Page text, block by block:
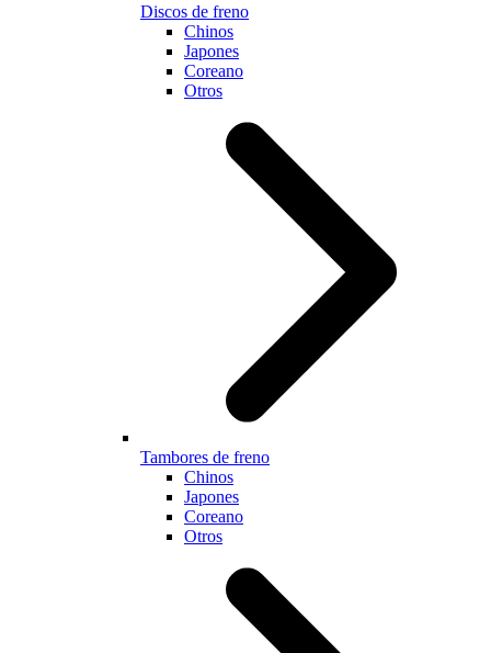
Discos de freno
Chinos
Japones
Coreano
Otros
Tambores de freno
Chinos
Japones
Coreano
Otros